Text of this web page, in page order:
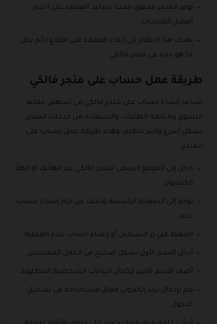
يوفر المتجر محتوى مفيدا يساعد العملاء على اختيار
أفضل المنتجات.
يهدف هذا النظام إلى إبقاء العملاء على اطلاع دائم بكل
ما هو جديد في متجر فالكي.
طريقة عمل حساب على متجر فالكي
يساعد إنشاء حساب على متجر فالكي في تسهيل عملية
التسوق ومتابعة الطلبات والاستفادة من خدمات المتجر
بشكل أسرع وأكثر تنظيم، وهذه طريقة عمل حساب على
المتجر:
ادخل إلى الموقع الرسمي لمتجر فالكي عبر الهاتف أو جهاز
الكمبيوتر.
توجه إلى الصفحة الرئيسية وابحث عن خيار إنشاء حساب
جديد.
اضغط على زر التسجيل أو إنشاء حساب لبدء العملية.
أدخل الاسم الأول بشكل صحيح في الحقل المخصص.
أضف الاسم الأخير لإكمال البيانات الشخصية المطلوبة.
قم بإدخال بريد إلكتروني فعال لاستخدامه في تسجيل
الدخول.